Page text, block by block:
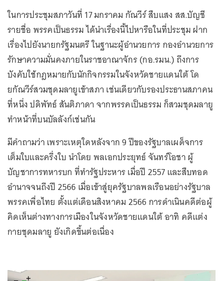
ในการประชุมสภาวันที่ 17 มกราคม กัณวีร์ สืบแสง สส.บัญชี
รายชื่อ พรรคเป็นธรรม ได้นำเรื่องนี้ไปหารือในที่ประชุม ฝาก
เรื่องไปยังนายกรัฐมนตรี ในฐานะผู้อำนวยการ กองอำนวยการ
รักษาความมั่นคงภายในราชอาณาจักร (กอ.รมน.) ถึงการ
บังคับใช้กฎหมายกับนักกิจกรรมในจังหวัดชายแดนใต้ โด
ยกัณวีร์สวมชุดมลายูเข้าสภา เช่นเดียวกับรองประธานสภาคน
ที่หนึ่ง ปดิพัทธ์ สันติภาดา จากพรรคเป็นธรรม ก็สวมชุดมลายู
ทำหน้าที่บนบัลลังก์เช่นกัน
มีคำถามว่า เพราะเหตุใดหลังจาก 9 ปีของรัฐบาลเผด็จการ
เต็มใบและครึ่งใบ นำโดย พลเอกประยุทธ์ จันทร์โอชา ผู้
บัญชาการทหารบก ที่ทำรัฐประหาร เมื่อปี 2557 และสืบทอด
อำนาจจนถึงปี 2566 เมื่อเข้าสู่ยุครัฐบาลพลเรือนอย่างรัฐบาล
พรรคเพื่อไทย ตั้งแต่เดือนสิงหาคม 2566 การดำเนินคดีต่อผู้
คิดเห็นต่างทางการเมืองในจังหวัดชายแดนใต้ อาทิ คดีแต่ง
กายชุดมลายู ยังเกิดขึ้นต่อเนื่อง